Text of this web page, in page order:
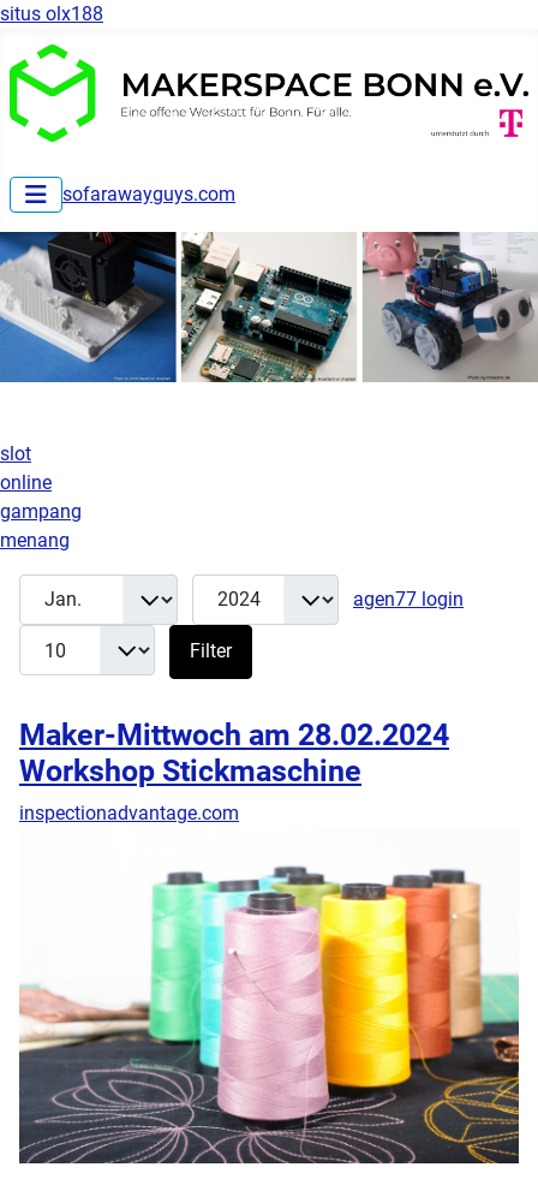
situs olx188
sofarawayguys.com
slot
online
gampang
menang
Filter
Monat Jahr
agen77 login
Filter
Maker-Mittwoch am 28.02.2024
Workshop Stickmaschine
inspectionadvantage.com